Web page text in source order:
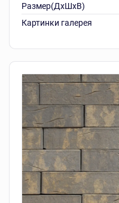
Размер(ДхШхВ)
Картинки галерея